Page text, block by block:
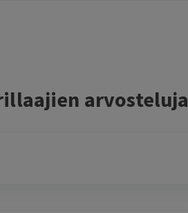
arvosteluja